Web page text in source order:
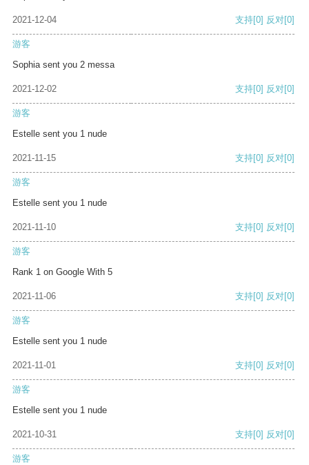
2021-12-04 支持[0] 反对[0]
游客
Sophia sent you 2 messa
2021-12-02 支持[0] 反对[0]
游客
Estelle sent you 1 nude
2021-11-15 支持[0] 反对[0]
游客
Estelle sent you 1 nude
2021-11-10 支持[0] 反对[0]
游客
Rank 1 on Google With 5
2021-11-06 支持[0] 反对[0]
游客
Estelle sent you 1 nude
2021-11-01 支持[0] 反对[0]
游客
Estelle sent you 1 nude
2021-10-31 支持[0] 反对[0]
游客